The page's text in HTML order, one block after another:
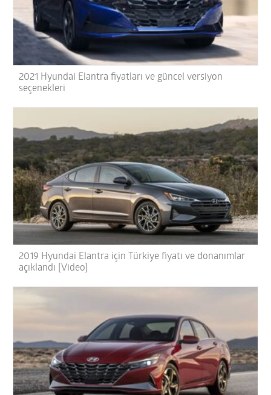
2021 Hyundai Elantra fiyatları ve güncel versiyon
seçenekleri
2019 Hyundai Elantra için Türkiye fiyatı ve donanımlar
açıklandı [Video]